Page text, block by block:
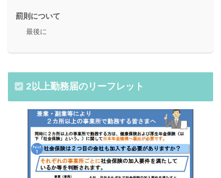
罰則について
最後に
2以上勤務届のリーフレット